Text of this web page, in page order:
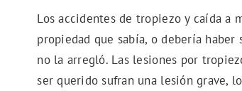
Los accidentes de tropiezo y caída a
propiedad que sabía, o debería
no la arregló. Las lesiones por
ser querido sufran una lesión grave,